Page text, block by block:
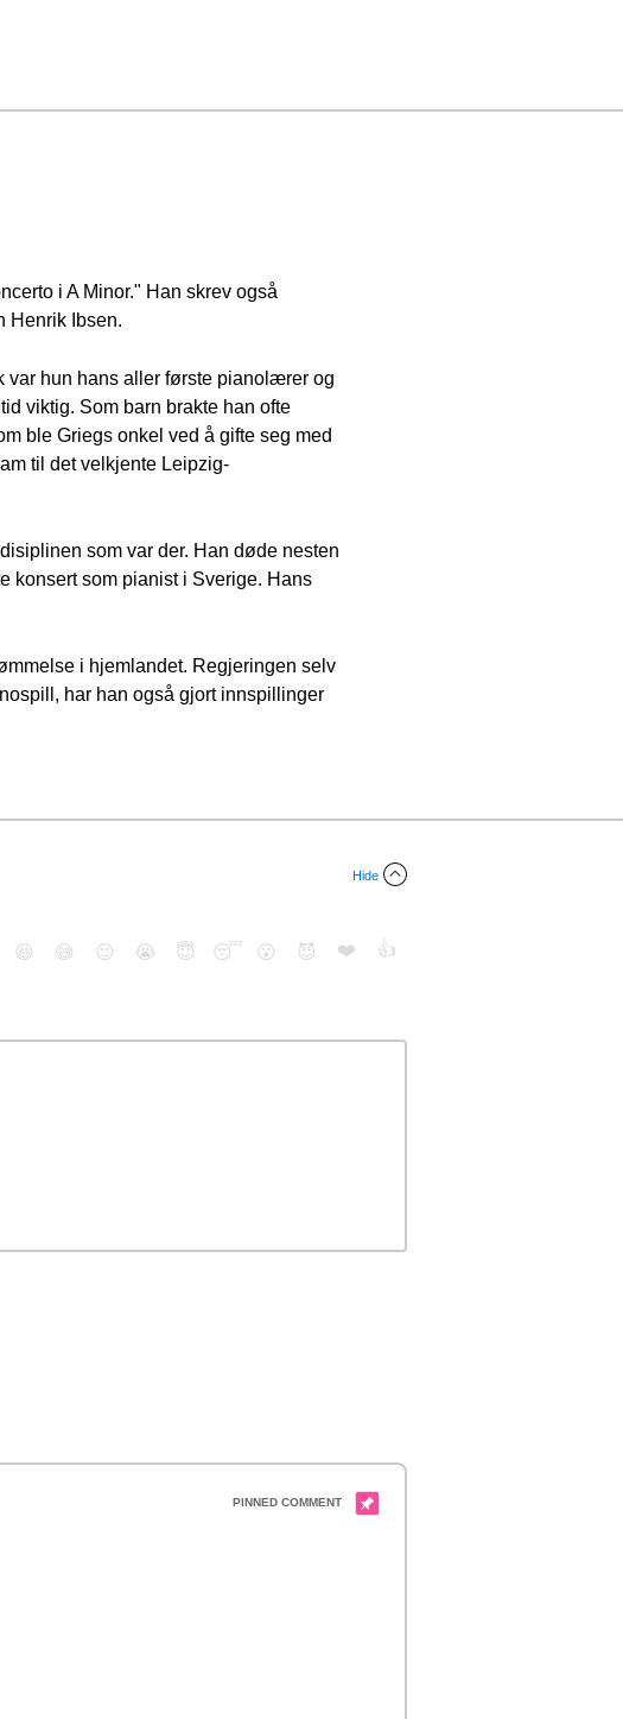
i A Minor." Han skrev også
Henrik Ibsen.
var hun hans aller første pianolærer og
viktig. Som barn brakte han ofte
ble Griegs onkel ved å gifte seg med
til det velkjente Leipzig-
som var der. Han døde nesten
konsert som pianist i Sverige. Hans
i hjemlandet. Regjeringen selv
har han også gjort innspillinger
Hide
😆 😅 😉 😭 😇 😴 😮 😈 ❤️ 👍